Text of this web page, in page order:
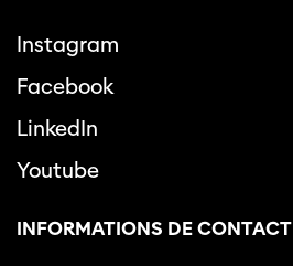
Instagram
Facebook
LinkedIn
Youtube
INFORMATIONS DE CONTACT